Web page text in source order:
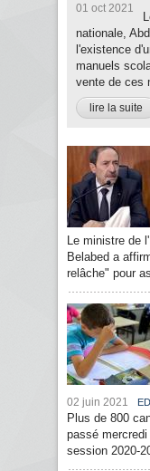
01 oct 2021
nationale,
l'existence
manuels
vente de ces
lire la suite
Le ministre de
Belabed a
relâche" pour
02 juin 2021
Plus de 800
passé
session 2020-